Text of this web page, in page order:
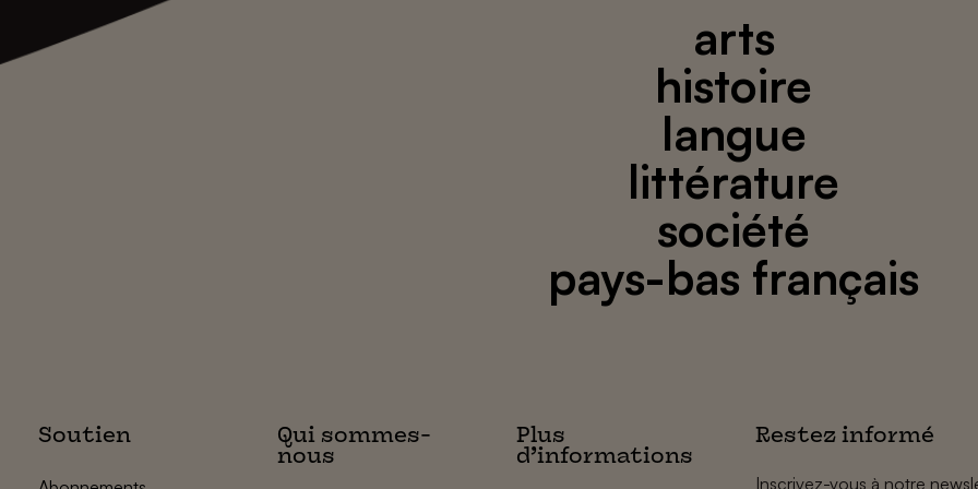
arts
histoire
langue
littérature
société
pays-bas français
Soutien
Qui sommes-
nous
Plus
d’informations
Restez informé
Inscrivez-vous à notre